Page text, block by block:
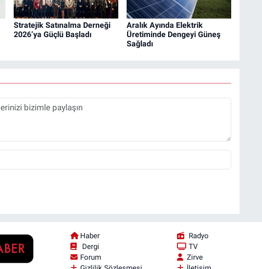
Stratejik Satınalma Derneği
2026’ya Güçlü Başladı
Aralık Ayında Elektrik
Üretiminde Dengeyi Güneş
Sağladı
Haber
Radyo
Dergi
TV
Forum
Zirve